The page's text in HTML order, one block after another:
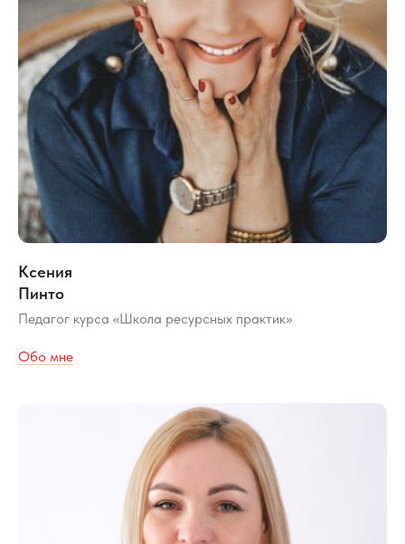
Ксения
Пинто
Педагог курса «Школа ресурсных практик»
Обо мне